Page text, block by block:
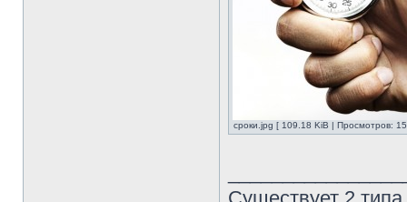
сроки.jpg [ 109.18 KiB | Просмотров: